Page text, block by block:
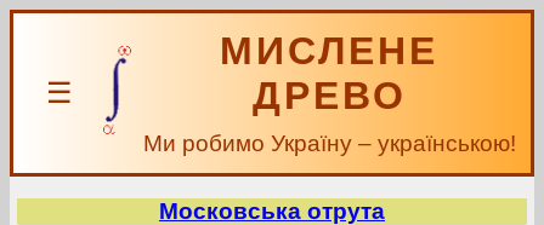
☰
МИСЛЕНЕ
ДРЕВО
Ми робимо Україну – українською!
Московська отрута